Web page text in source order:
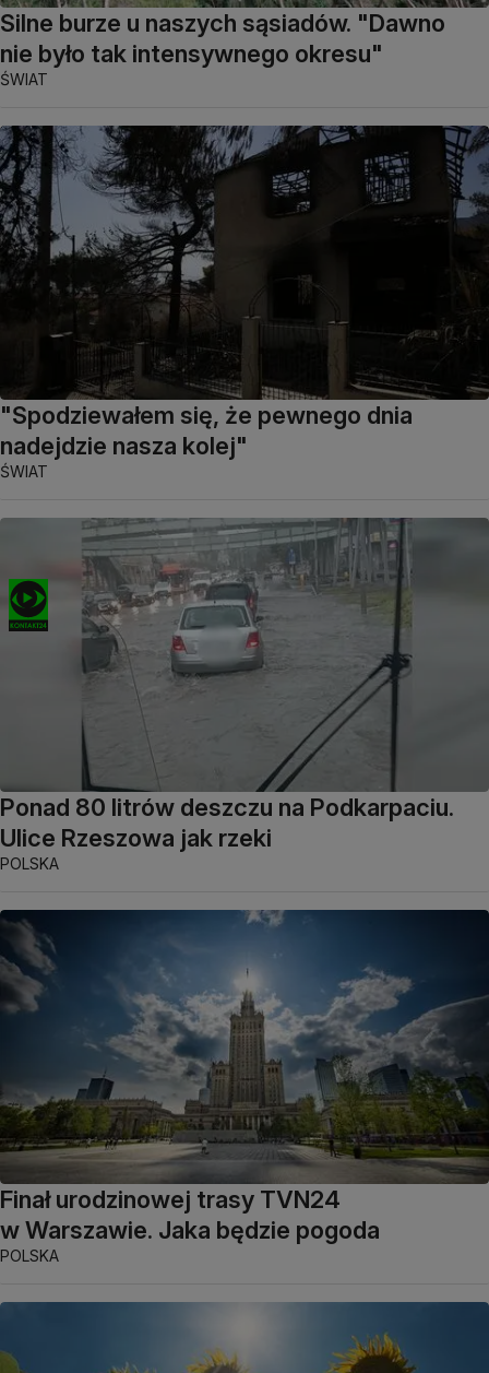
Silne burze u naszych sąsiadów. "Dawno
nie było tak intensywnego okresu"
ŚWIAT
"Spodziewałem się, że pewnego dnia
nadejdzie nasza kolej"
ŚWIAT
Ponad 80 litrów deszczu na Podkarpaciu.
Ulice Rzeszowa jak rzeki
POLSKA
Finał urodzinowej trasy TVN24
w Warszawie. Jaka będzie pogoda
POLSKA